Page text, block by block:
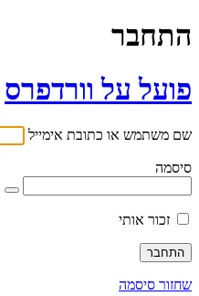
התחבר
פועל על וורדפרס
שם משתמש או כתובת אימייל
סיסמה
זכור אותי
שחזור סיסמה